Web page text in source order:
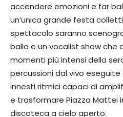
accendere emozioni e far
un’unica grande festa
spettacolo saranno
ballo e un vocalist show che
momenti più intensi della
percussioni dal vivo
innesti ritmici capaci di
e trasformare Piazza Mattei
discoteca a cielo aperto.